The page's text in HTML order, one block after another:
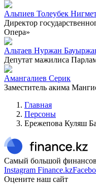
Альпиев Толеубек
Директор
Опера»
Альтаев Нуржан
Депутат мажилиса
Амангалиев Серик
Заместитель акима
Главная
Персоны
Ережепова Куляш
Самый большой
Instagram Finance.kz
Оцените наш сайт